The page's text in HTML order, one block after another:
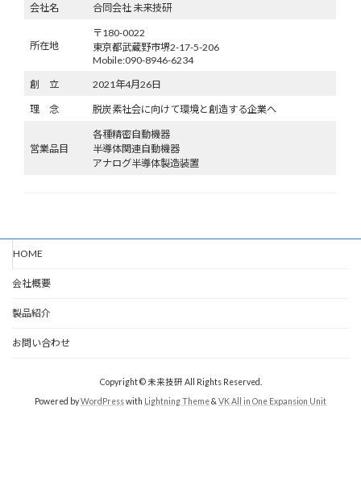
会社名 合同会社 未来技研
所在地
〒180-0022
東京都武蔵野市堺2-17-5-206
Mobile:090-8946-6234
創 立
2021年4月26日
理 念 脱炭素社会に向けて環境と創造する企業へ
営業品目
各種精密自動機器
半導体関連自動機器
アナログ半導体製造装置
HOME
会社概要
製品紹介
お問い合わせ
Copyright © 未来技研 All Rights Reserved.
Powered byWordPresswith Lightning Theme& VK All in One Expansion Unit